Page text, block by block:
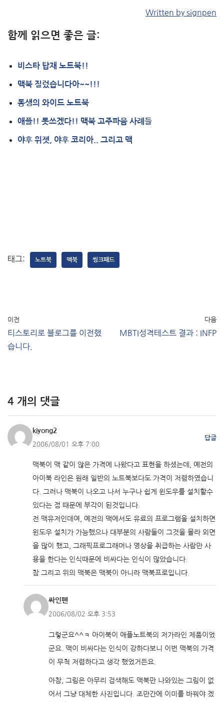
Written by signpen
함께 읽으면 좋은 글:
비스타 탑재 노트북!!
맥북 질렀습니다아~~!!!
동생의 와이드 노트북
애플!! 못쓰겠다!! 맥북 고주파음 사례들
야후 위젯, 야후 코리아.. 그리고 맥
태그: 노트북 맥북 씽크패드
이전
티스토리로 블로그를 이전했
습니다.
다음
MBTI성격테스트 결과 : INFP
4 개의 댓글
kiyong2
2006/08/01 오후 7:00
답글
맥북이 맥 같이 않은 가격에 나왔다고 표현을 하셨는데, 예전의
아이북 라인은 원래 일반의 노트북보다도 가격이 저렴하였습니
다. 그러나 맥북이 나오고 나서 누구나 쉽게 윈도우를 설치할수
있다는 점 때문에 부각이 된것입니다.
전 맥유저인데여, 예전의 맥에서도 유료의 프로그램을 설치하면
윈도우 설치가 가능했으나 대부분의 사람들이 그것을 몰라 외면
을 많이 했고, 그래픽프로그래머나 영상을 취급하는 사람만 사
용을 한다는 인식때문에 비싸다는 인식이 많았습니다.
참 그리고 위의 맥북은 맥북이 아니라 맥북프로입니다.
싸인펜
2006/08/02 오후 3:53
그렇군요^^ㅋ 아이북이 애플노트북의 저가라인 제품이었
군요. 맥이 비싸다는 인식이 강하다보니 이번 맥북의 가격
이 무척 저렴하다고 생각 했었거든요.
아참, 그림은 아무리 검색해도 맥북만 나와있는 그림이 없
어서 그냥 대체한 사진입니다. 조만간에 이미를 바꿔야 겠